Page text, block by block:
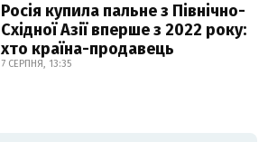
Росія купила пальне з Північно-
Східної Азії вперше з 2022 року:
хто країна-продавець
7 СЕРПНЯ, 13:35